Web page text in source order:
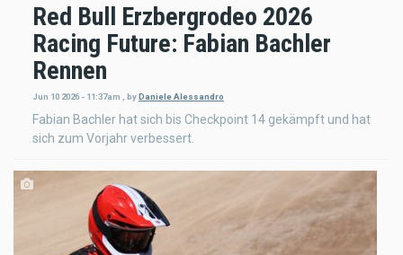
Red Bull Erzbergrodeo 2026
Racing Future: Fabian Bachler
Rennen
Jun 10 2026 - 11:37am , by Daniele Alessandro
Fabian Bachler hat sich bis Checkpoint 14 gekämpft und hat
sich zum Vorjahr verbessert.